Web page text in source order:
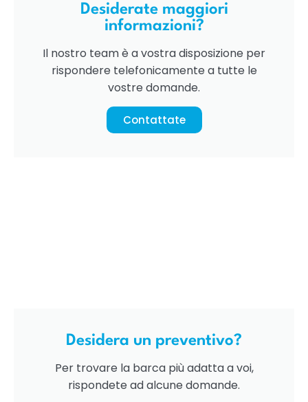
Desiderate maggiori
informazioni?
Il nostro team è a vostra disposizione per
rispondere telefonicamente a tutte le
vostre domande.
Contattate
Desidera un preventivo?
Per trovare la barca più adatta a voi,
rispondete ad alcune domande.